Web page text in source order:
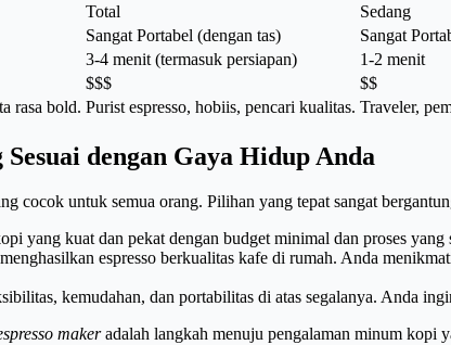
Total
Sedang
Sangat Portabel (dengan tas)
Sangat
3-4 menit (termasuk persiapan)
1-2 menit
$$$
$$
rasa bold. Purist espresso, hobiis, pencari kualitas. Traveler,
dengan Gaya Hidup Anda
cocok untuk semua orang. Pilihan yang tepat sangat
yang kuat dan pekat dengan budget minimal dan proses
espresso berkualitas kafe di rumah. Anda
kemudahan, dan portabilitas di atas segalanya. Anda
makeradalah langkah menuju pengalaman minum kopi